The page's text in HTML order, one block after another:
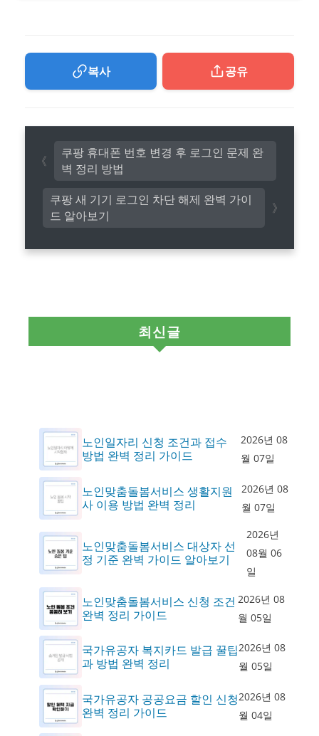
복사 공유
쿠팡 새 기기 로그인 차단 해제 완벽 가이
드 알아보기
쿠팡 휴대폰 번호 변경 후 로그인 문제 완
벽 정리 방법
최신글
노인일자리 신청 조건과 접수
방법 완벽 정리 가이드
2026년 08
월 07일
노인맞춤돌봄서비스 생활지원
사 이용 방법 완벽 정리
2026년 08
월 07일
노인맞춤돌봄서비스 대상자 선
정 기준 완벽 가이드 알아보기
2026년
08월 06
일
노인맞춤돌봄서비스 신청 조건
완벽 정리 가이드
2026년 08
월 05일
국가유공자 복지카드 발급 꿀팁
과 방법 완벽 정리
2026년 08
월 05일
국가유공자 공공요금 할인 신청
완벽 정리 가이드
2026년 08
월 04일